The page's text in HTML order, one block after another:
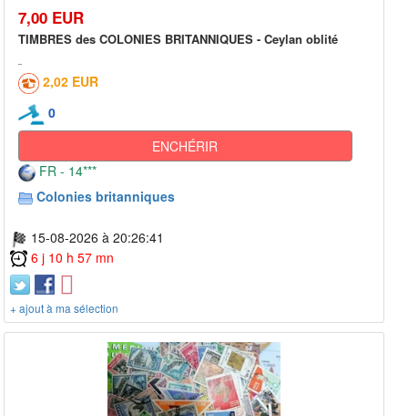
7,00 EUR
TIMBRES des COLONIES BRITANNIQUES - Ceylan oblité
2,02 EUR
0
ENCHÉRIR
FR - 14***
Colonies britanniques
15-08-2026 à 20:26:41
6 j 10 h 57 mn
+ ajout à ma sélection